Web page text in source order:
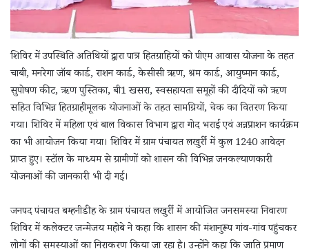
शिविर में उपस्थिति अतिथियों द्वारा पात्र हितग्राहियों को पीएम आवास योजना के तहत
चाबी, मनरेगा जॉब कार्ड, राशन कार्ड, केसीसी ऋण, श्रम कार्ड, आयुष्मान कार्ड,
सुपोषण कीट, ऋण पुस्तिका, बी1 खसरा, स्वसहायता समूहों की दीदियों को ऋण
सहित विभिन्न हितग्राहीमूलक योजनाओं के तहत सामग्रियों, चेक का वितरण किया
गया। शिविर में महिला एवं बाल विकास विभाग द्वारा गोद भराई एवं अन्नप्राशन कार्यक्रम
का भी आयोजन किया गया। शिविर में ग्राम पंचायत लखुर्री में कुल 1240 आवेदन
प्राप्त हुए। स्टॉल के माध्यम से ग्रामीणों को शासन की विभिन्न जनकल्याणकारी
योजनाओं की जानकारी भी दी गई।
जनपद पंचायत बम्हनीडीह के ग्राम पंचायत लखुर्री में आयोजित जनसमस्या निवारण
शिविर में कलेक्टर जन्मेजय महोबे ने कहा कि शासन की मंशानुरूप गांव-गांव पहुंचकर